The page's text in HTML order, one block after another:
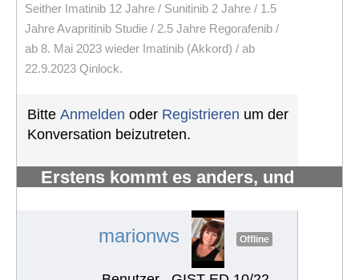
Seither Imatinib 12 Jahre / Sunitinib 2 Jahre / 1.5
Jahre Avapritinib Studie / 2.5 Jahre Regorafenib /
ab 8. Mai 2023 wieder Imatinib (Akkord) / ab
22.9.2023 Qinlock.
Bitte Anmelden oder Registrieren um der
Konversation beizutreten.
Erstens kommt es anders, und
marionws Offline